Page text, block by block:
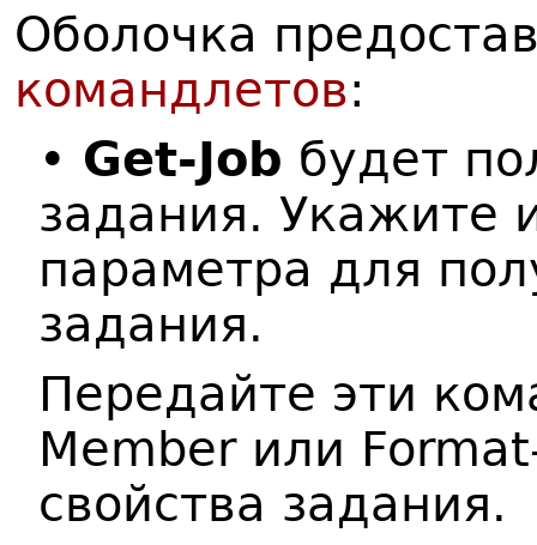
Оболочка
командлетов:
• Get-Job будет
задания. Укажите
параметра для
задания.
Передайте эти
Member или
свойства задания.